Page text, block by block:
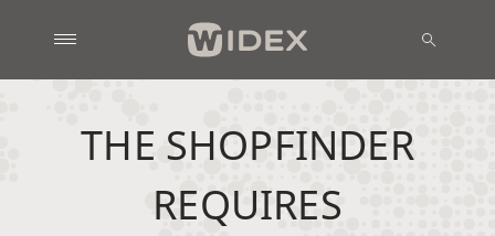
THE SHOPFINDER
REQUIRES